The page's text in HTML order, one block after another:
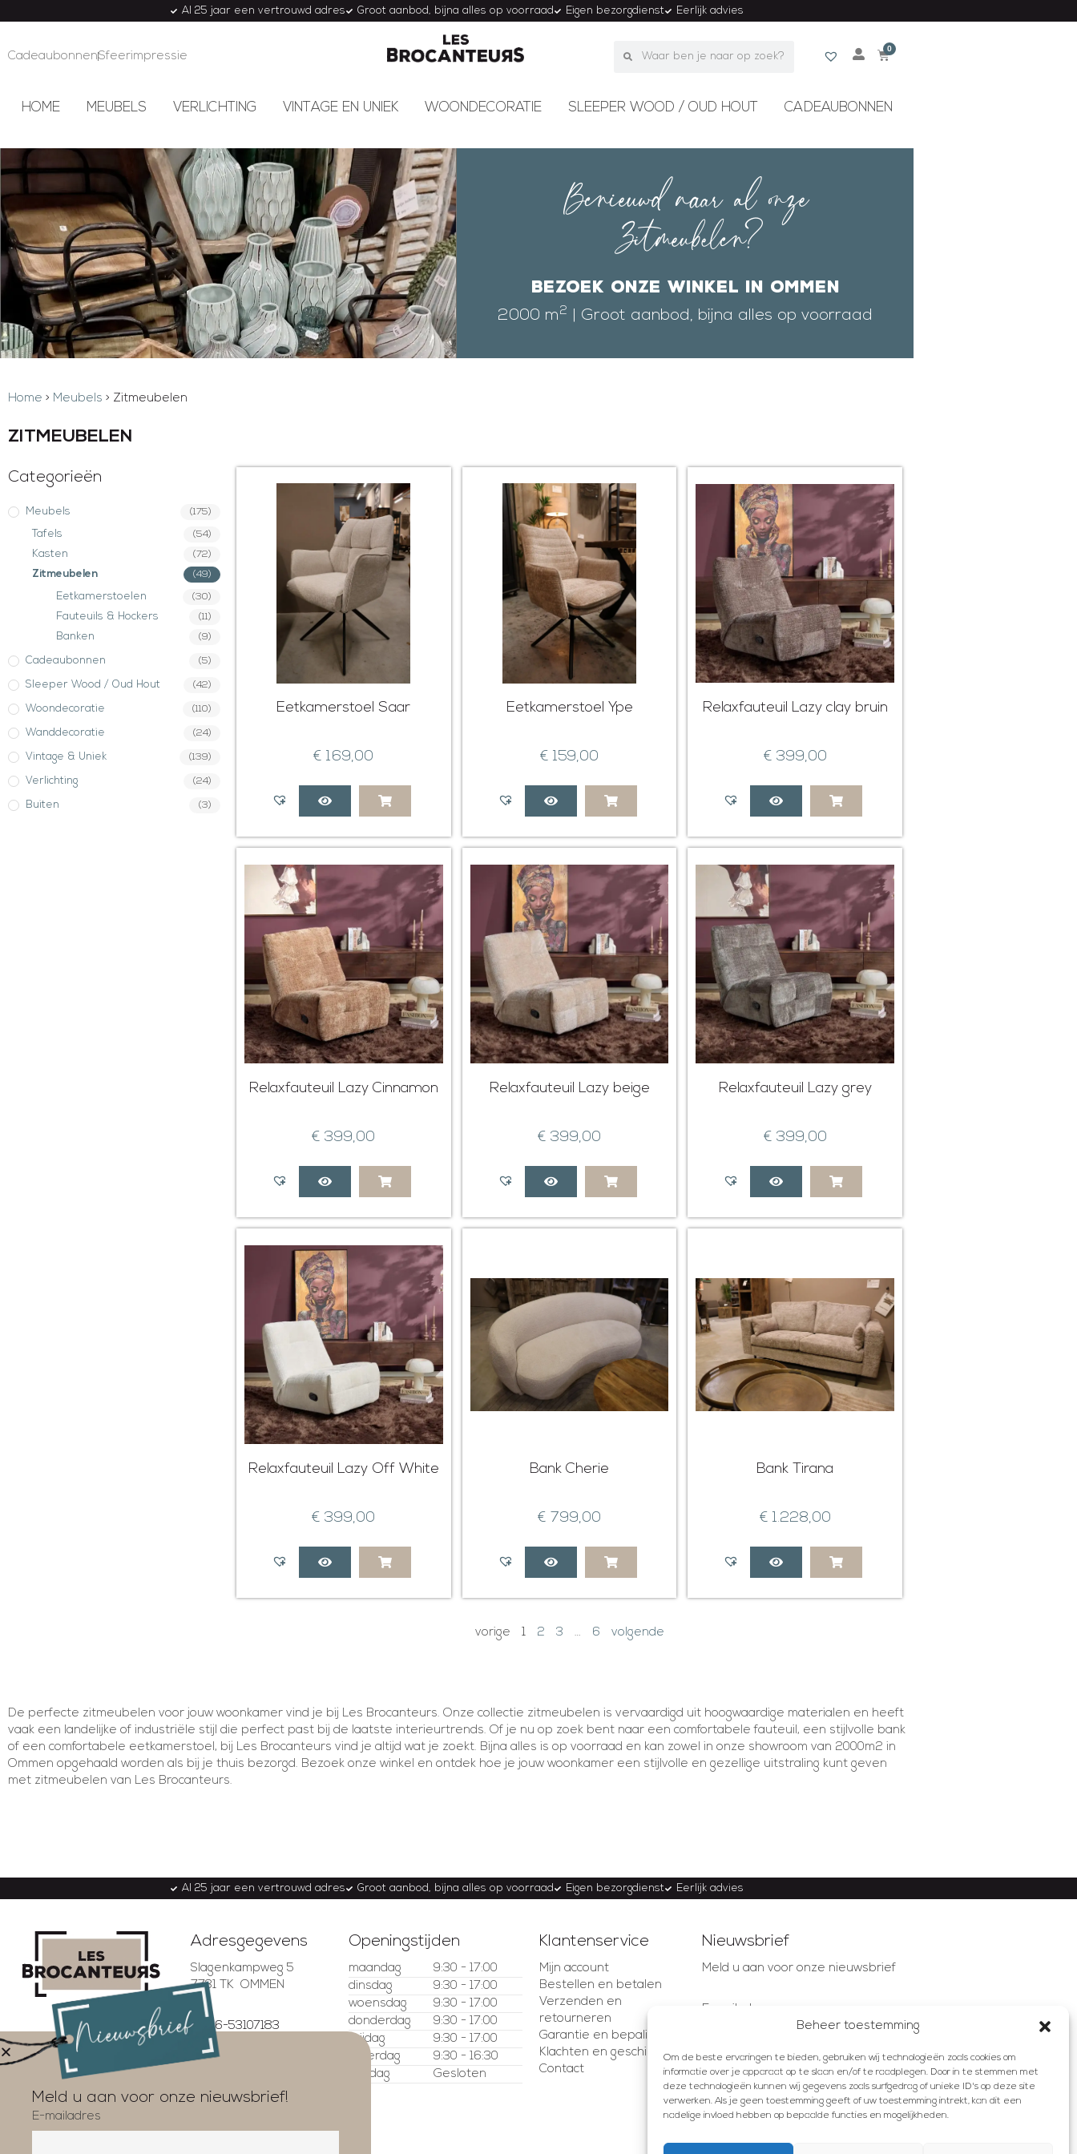
Beheer toestemming
Om de beste ervaringen te bieden, gebruiken wij technologieën zoals cookies om
informatie over je apparaat op te slaan en/of te raadplegen. Door in te stemmen met
deze technologieën kunnen wij gegevens zoals surfgedrag of unieke ID's op deze site
verwerken. Als je geen toestemming geeft of uw toestemming intrekt, kan dit een
nadelige invloed hebben op bepaalde functies en mogelijkheden.
Al 25 jaar een vertrouwd adres Groot aanbod, bijna alles op voorraad Eigen bezorgdienst Eerlijk advies
CadeaubonnenSfeerimpressie
0
HOME MEUBELS VERLICHTING VINTAGE EN UNIEK WOONDECORATIE SLEEPER WOOD / OUD HOUT CADEAUBONNEN
Benieuwd naar al onze
Zitmeubelen?
Bezoek onze winkel in Ommen
2000 m 2 | Groot aanbod, bijna alles op voorraad
Home > Meubels > Zitmeubelen
ZITMEUBELEN
Categorieën
Meubels (175)
Tafels (54)
Kasten (72)
Zitmeubelen (49)
Eetkamerstoelen (30)
Fauteuils & Hockers (11)
Banken (9)
Cadeaubonnen (5)
Sleeper Wood / Oud Hout (42)
Woondecoratie (110)
Wanddecoratie (24)
Vintage & Uniek (139)
Verlichting (24)
Buiten (3)
Eetkamerstoel Saar
€ 169,00
Eetkamerstoel Ype
€ 159,00
Relaxfauteuil Lazy clay bruin
€ 399,00
Relaxfauteuil Lazy Cinnamon
€ 399,00
Relaxfauteuil Lazy beige
€ 399,00
Relaxfauteuil Lazy grey
€ 399,00
Relaxfauteuil Lazy Off White
€ 399,00
Bank Cherie
€ 799,00
Bank Tirana
€ 1.228,00
vorige 1 2 3 … 6 volgende
De perfecte zitmeubelen voor jouw woonkamer vind je bij Les Brocanteurs. Onze collectie zitmeubelen is vervaardigd uit hoogwaardige materialen en heeft
vaak een landelijke of industriële stijl die perfect past bij de laatste interieurtrends. Of je nu op zoek bent naar een comfortabele fauteuil, een stijlvolle bank
of een comfortabele eetkamerstoel, bij Les Brocanteurs vind je altijd wat je zoekt. Bijna alles is op voorraad en kan zowel in onze showroom van 2000m2 in
Ommen opgehaald worden als bij je thuis bezorgd. Bezoek onze winkel en ontdek hoe je jouw woonkamer een stijlvolle en gezellige uitstraling kunt geven
met zitmeubelen van Les Brocanteurs.
Al 25 jaar een vertrouwd adres Groot aanbod, bijna alles op voorraad Eigen bezorgdienst Eerlijk advies
4.5
Gebaseerd op 337
beoordelingen
Adresgegevens
Slagenkampweg 5
7731 TK OMMEN
06-53107183
06-53299257
Openingstijden
maandag
9:30 - 17:00
dinsdag
9:30 - 17:00
woensdag
9:30 - 17:00
donderdag
9:30 - 17:00
vrijdag
9:30 - 17:00
zaterdag
9:30 - 16:30
zondag
Gesloten
Klantenservice
Mijn account
Bestellen en betalen
Verzenden en
retourneren
Garantie en bepalingen
Klachten en geschillen
Contact
Nieuwsbrief
Meld u aan voor onze nieuwsbrief
E-mailadres
AANMELDEN
Meld u aan voor onze nieuwsbrief!
E-mailadres